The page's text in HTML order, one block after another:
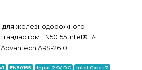
для железнодорожного
EN50155 Intel® i7-
ARS-2610
EN50155 Input 24V DC Intel Core i7